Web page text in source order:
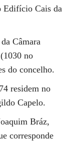
Edifício Cais da
Câmara
no
do concelho.
residem no
Capelo.
Bráz,
corresponde